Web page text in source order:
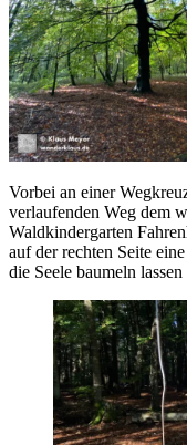
Vorbei an einer
verlaufenden Weg dem
Waldkindergarten
auf der rechten Seite
die Seele baumeln